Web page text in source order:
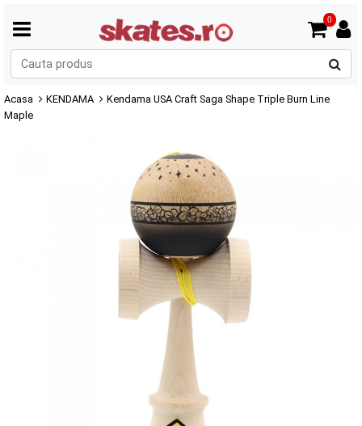
0
Acasa KENDAMA
Kendama USA Craft Saga Shape Triple Burn Line
Maple